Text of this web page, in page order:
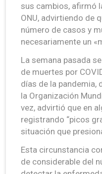
sus cambios, afirmó
ONU, advirtiendo de
número de casos y
necesariamente un
La semana pasada
de muertes por
días de la pandemia,
la Organización
vez, advirtió que en
registrando “picos
situación que
Esta circunstancia
de considerable del